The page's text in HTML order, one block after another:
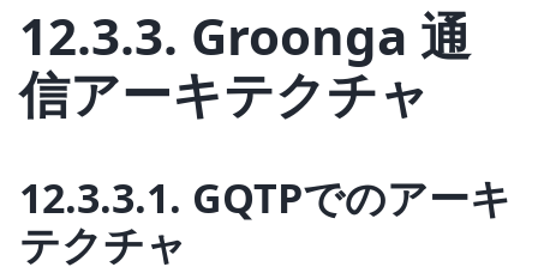
12.3.3. Groonga 通
信アーキテクチャ
12.3.3.1. GQTPでのアーキ
テクチャ